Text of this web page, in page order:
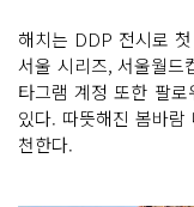
해치는 DDP 전시로
서울 시리즈, 서울월드
타그램 계정 또한 팔
있다. 따뜻해진 봄바
천한다.